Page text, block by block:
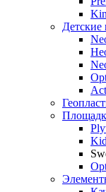
Детские